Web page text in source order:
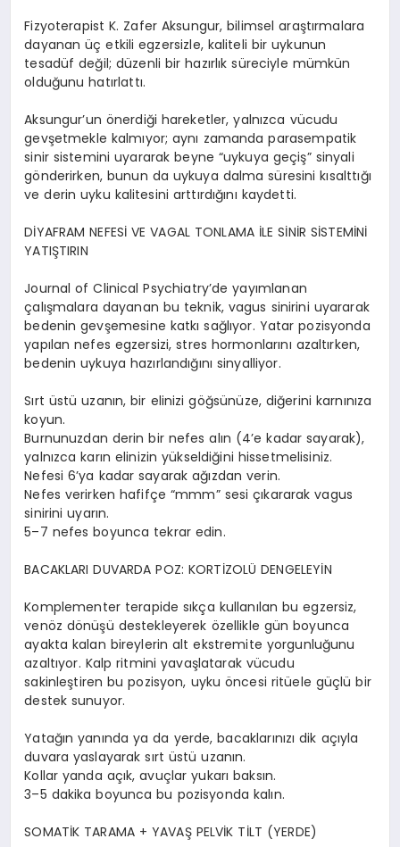
Fizyoterapist K. Zafer Aksungur, bilimsel araştırmalara
dayanan üç etkili egzersizle, kaliteli bir uykunun
tesadüf değil; düzenli bir hazırlık süreciyle mümkün
olduğunu hatırlattı.
Aksungur’un önerdiği hareketler, yalnızca vücudu
gevşetmekle kalmıyor; aynı zamanda parasempatik
sinir sistemini uyararak beyne “uykuya geçiş” sinyali
gönderirken, bunun da uykuya dalma süresini kısalttığı
ve derin uyku kalitesini arttırdığını kaydetti.
DİYAFRAM NEFESİ VE VAGAL TONLAMA İLE SİNİR SİSTEMİNİ
YATIŞTIRIN
Journal of Clinical Psychiatry’de yayımlanan
çalışmalara dayanan bu teknik, vagus sinirini uyararak
bedenin gevşemesine katkı sağlıyor. Yatar pozisyonda
yapılan nefes egzersizi, stres hormonlarını azaltırken,
bedenin uykuya hazırlandığını sinyalliyor.
Sırt üstü uzanın, bir elinizi göğsünüze, diğerini karnınıza
koyun.
Burnunuzdan derin bir nefes alın (4’e kadar sayarak),
yalnızca karın elinizin yükseldiğini hissetmelisiniz.
Nefesi 6’ya kadar sayarak ağızdan verin.
Nefes verirken hafifçe “mmm” sesi çıkararak vagus
sinirini uyarın.
5–7 nefes boyunca tekrar edin.
BACAKLARI DUVARDA POZ: KORTİZOLÜ DENGELEYİN
Komplementer terapide sıkça kullanılan bu egzersiz,
venöz dönüşü destekleyerek özellikle gün boyunca
ayakta kalan bireylerin alt ekstremite yorgunluğunu
azaltıyor. Kalp ritmini yavaşlatarak vücudu
sakinleştiren bu pozisyon, uyku öncesi ritüele güçlü bir
destek sunuyor.
Yatağın yanında ya da yerde, bacaklarınızı dik açıyla
duvara yaslayarak sırt üstü uzanın.
Kollar yanda açık, avuçlar yukarı baksın.
3–5 dakika boyunca bu pozisyonda kalın.
SOMATİK TARAMA + YAVAŞ PELVİK TİLT (YERDE)